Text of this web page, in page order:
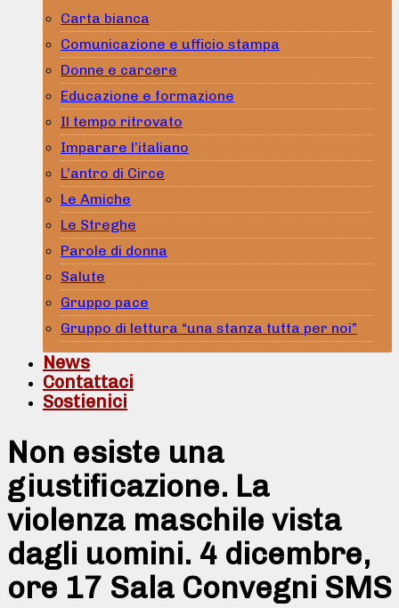
Carta bianca
Comunicazione e ufficio stampa
Donne e carcere
Educazione e formazione
Il tempo ritrovato
Imparare l’italiano
L’antro di Circe
Le Amiche
Le Streghe
Parole di donna
Salute
Gruppo pace
Gruppo di lettura “una stanza tutta per noi”
News
Contattaci
Sostienici
Non esiste una
giustificazione. La
violenza maschile vista
dagli uomini. 4 dicembre,
ore 17 Sala Convegni SMS